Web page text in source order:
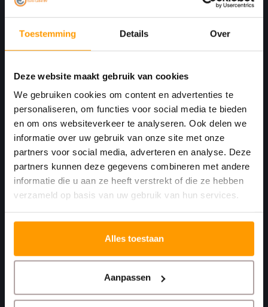
Toestemming Details Over
Deze website maakt gebruik van cookies
We gebruiken cookies om content en advertenties te
personaliseren, om functies voor social media te bieden
en om ons websiteverkeer te analyseren. Ook delen we
informatie over uw gebruik van onze site met onze
partners voor social media, adverteren en analyse. Deze
partners kunnen deze gegevens combineren met andere
informatie die u aan ze heeft verstrekt of die ze hebben
verzameld op basis van uw gebruik van hun services.
Alles toestaan
Aanpassen
Print. Plak. Klaar. Met een partner die met je
Havenkant 6
4781 AA
Moerdijk Nederland
+31 (0)168 416 513
+31 (0)613461456
info@euro-label.nl